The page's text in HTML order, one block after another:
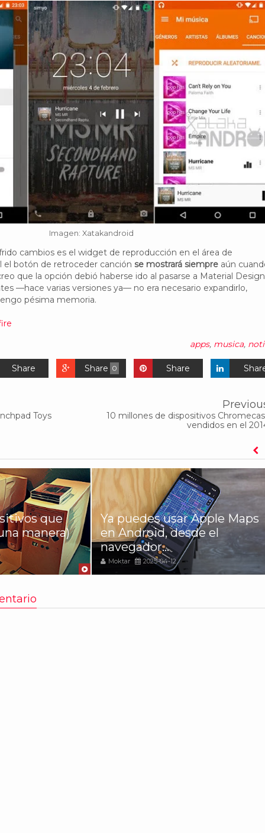
Imagen: Xatakandroid
cambios es el widget de reproducción en el área de
el botón de retroceder canción se mostrará siempre aún
que la opción debió haberse ido al pasarse a Material
—hace varias versiones ya— no era necesario expandirlo,
pésima memoria.
apps, musica,
Share 0
Share Share
Toys
10 millones de dispositivos
vendidos en el
que
manera)
Ya puedes usar Apple Maps
en Android, desde el
navegador...
Moktar 2025-04-12